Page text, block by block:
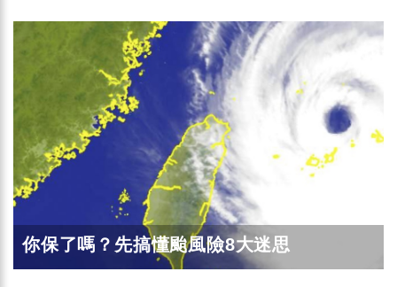
你保了嗎？先搞懂颱風險8大迷思